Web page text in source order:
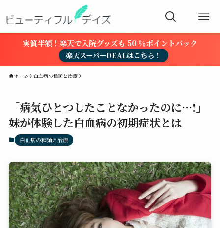
実質半額！楽天で入院グッズも 50 ％ポイントバック
楽天スーパーDEALはこちら！
ホーム 白血病の種類と治療
「病気ひとつしたことなかったのに…!」
妹が体験した白血病の初期症状とは
白血病の種類と治療